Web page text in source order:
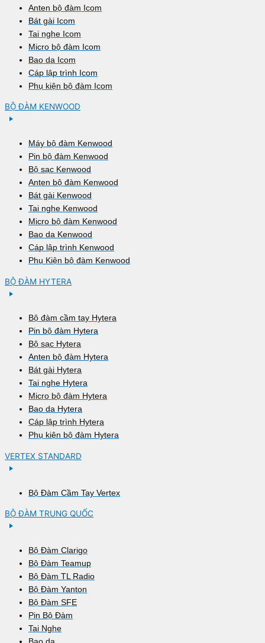
Anten bộ đàm Icom
Bát gài Icom
Tai nghe Icom
Micro bộ đàm Icom
Bao da Icom
Cáp lập trình Icom
Phụ kiện bộ đàm Icom
BỘ ĐÀM KENWOOD
Máy bộ đàm Kenwood
Pin bộ đàm Kenwood
Bộ sạc Kenwood
Anten bộ đàm Kenwood
Bát gài Kenwood
Tai nghe Kenwood
Micro bộ đàm Kenwood
Bao da Kenwood
Cáp lập trình Kenwood
Phụ Kiện bộ đàm Kenwood
BỘ ĐÀM HYTERA
Bộ đàm cầm tay Hytera
Pin bộ đàm Hytera
Bộ sạc Hytera
Anten bộ đàm Hytera
Bát gài Hytera
Tai nghe Hytera
Micro bộ đàm Hytera
Bao da Hytera
Cáp lập trình Hytera
Phụ kiện bộ đàm Hytera
VERTEX STANDARD
Bộ Đàm Cầm Tay Vertex
BỘ ĐÀM TRUNG QUỐC
Bộ Đàm Clarigo
Bộ Đàm Teamup
Bộ Đàm TL Radio
Bộ Đàm Yanton
Bộ Đàm SFE
Pin Bộ Đàm
Tai Nghe